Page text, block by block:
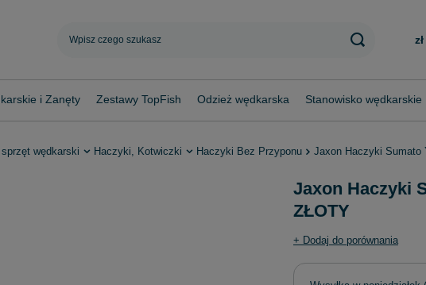
zł
i Zanęty Zestawy TopFish Odzież wędkarska Stanowisko wędkarskie
wędkarski Haczyki, Kotwiczki Haczyki Bez Przyponu Jaxon Haczyki Sumato
Jaxon Haczyki
ZŁOTY
+ Dodaj do porównania